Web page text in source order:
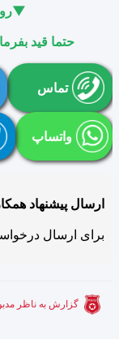
حتما قید
تماس
واتساپ
ارسال پیشنهاد
برای ارسال
گزارش به ناظر